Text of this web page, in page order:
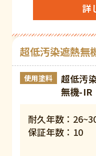
詳
超低汚染遮熱無
使用塗料
超低汚
無機-IR
耐久年数：
保証年数：10